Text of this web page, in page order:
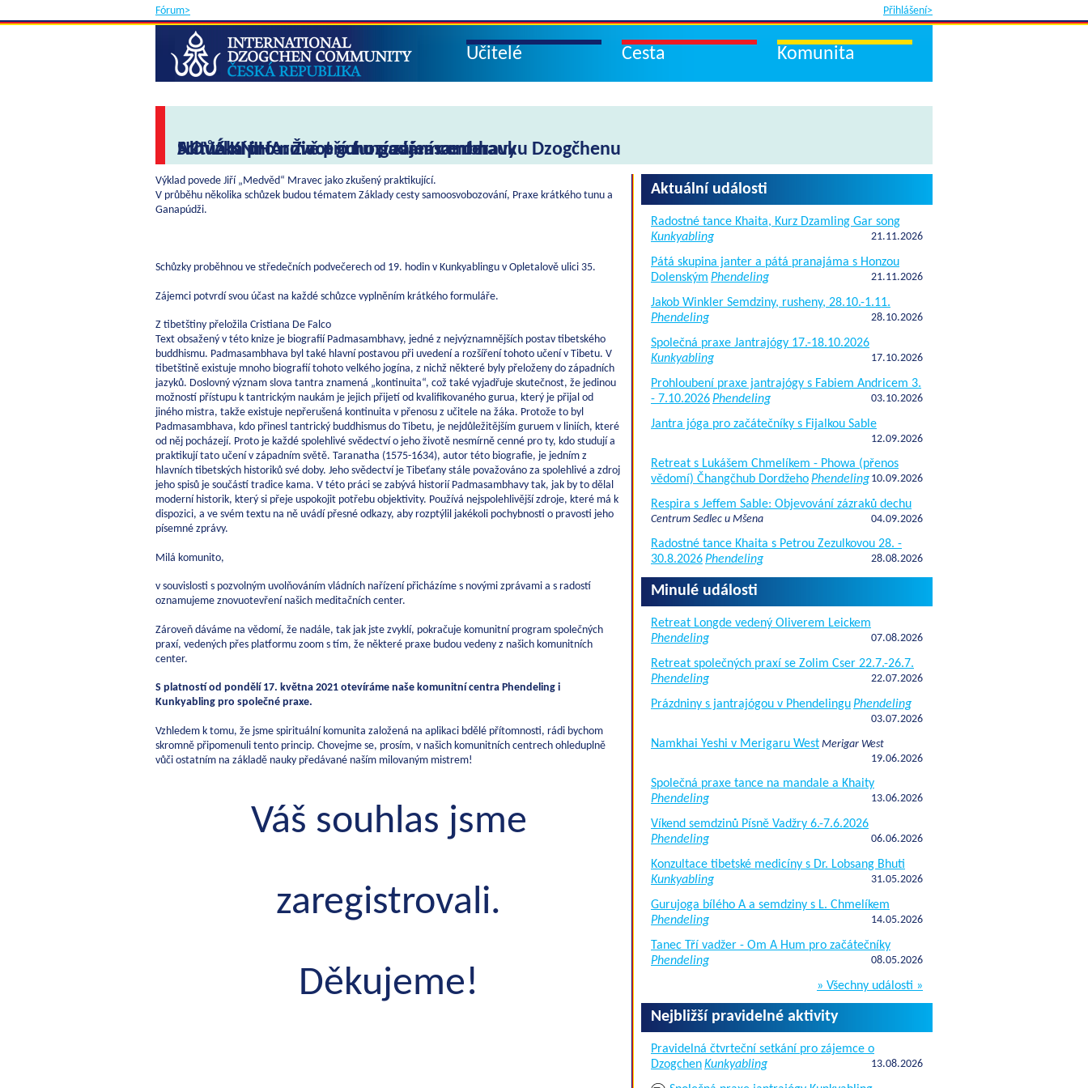
Fórum> Přihlášení>
Učitelé Cesta Komunita
Schůzka pro nově příchozí zájemce o nauku Dzogčhenu
Výklad povede Jiří „Medvěd“ Mravec jako zkušený praktikující.
V průběhu několika schůzek budou tématem Základy cesty samoosvobozování, Praxe krátkého tunu a
Ganapúdži.
Schůzky proběhnou ve středečních podvečerech od 19. hodin v Kunkyablingu v Opletalově ulici 35.
Zájemci potvrdí svou účast na každé schůzce vyplněním krátkého formuláře.
NOVÁ KNIHA: Život guru padmasambhavy
Z tibetštiny přeložila Cristiana De Falco
Text obsažený v této knize je biografií Padmasambhavy, jedné z nejvýznamnějších postav tibetského
buddhismu. Padmasambhava byl také hlavní postavou při uvedení a rozšíření tohoto učení v Tibetu. V
tibetštině existuje mnoho biografií tohoto velkého jogína, z nichž některé byly přeloženy do západních
jazyků. Doslovný význam slova tantra znamená „kontinuita“, což také vyjadřuje skutečnost, že jedinou
možností přístupu k tantrickým naukám je jejich přijetí od kvalifikovaného gurua, který je přijal od
jiného mistra, takže existuje nepřerušená kontinuita v přenosu z učitele na žáka. Protože to byl
Padmasambhava, kdo přinesl tantrický buddhismus do Tibetu, je nejdůležitějším guruem v liniích, které
od něj pocházejí. Proto je každé spolehlivé svědectví o jeho životě nesmírně cenné pro ty, kdo studují a
praktikují tato učení v západním světě. Taranatha (1575-1634), autor této biografie, je jedním z
hlavních tibetských historiků své doby. Jeho svědectví je Tibeťany stále považováno za spolehlivé a zdroj
jeho spisů je součástí tradice kama. V této práci se zabývá historií Padmasambhavy tak, jak by to dělal
moderní historik, který si přeje uspokojit potřebu objektivity. Používá nejspolehlivější zdroje, které má k
dispozici, a ve svém textu na ně uvádí přesné odkazy, aby rozptýlil jakékoli pochybnosti o pravosti jeho
písemné zprávy.
Aktuální informace o fungování center
Milá komunito,
v souvislosti s pozvolným uvolňováním vládních nařízení přicházíme s novými zprávami a s radostí
oznamujeme znovuotevření našich meditačních center.
Zároveň dáváme na vědomí, že nadále, tak jak jste zvyklí, pokračuje komunitní program společných
praxí, vedených přes platformu zoom s tím, že některé praxe budou vedeny z našich komunitních
center.
S platností od pondělí 17. května 2021 otevíráme naše komunitní centra Phendeling i
Kunkyabling pro společné praxe.
Vzhledem k tomu, že jsme spirituální komunita založená na aplikaci bdělé přítomnosti, rádi bychom
skromně připomenuli tento princip. Chovejme se, prosím, v našich komunitních centrech ohleduplně
vůči ostatním na základě nauky předávané naším milovaným mistrem!
Váš souhlas jsme
zaregistrovali.
Děkujeme!
Aktuální události
Radostné tance Khaita, Kurz Dzamling Gar song
Kunkyabling
21.11.2026
Pátá skupina janter a pátá pranajáma s Honzou
Dolenským Phendeling 21.11.2026
Jakob Winkler Semdziny, rusheny, 28.10.-1.11.
Phendeling
28.10.2026
Společná praxe Jantrajógy 17.-18.10.2026
Kunkyabling
17.10.2026
Prohloubení praxe jantrajógy s Fabiem Andricem 3.
- 7.10.2026Phendeling 03.10.2026
Jantra jóga pro začátečníky s Fijalkou Sable
12.09.2026
Retreat s Lukášem Chmelíkem - Phowa (přenos
vědomí) Čhangčhub DordžehoPhendeling 10.09.2026
Respira s Jeffem Sable: Objevování zázraků dechu
Centrum Sedlec u Mšena 04.09.2026
Radostné tance Khaita s Petrou Zezulkovou 28. -
30.8.2026Phendeling 28.08.2026
Minulé události
Retreat Longde vedený Oliverem Leickem
Phendeling
07.08.2026
Retreat společných praxí se Zolim Cser 22.7.-26.7.
Phendeling
22.07.2026
Prázdniny s jantrajógou v PhendelinguPhendeling
03.07.2026
Namkhai Yeshi v Merigaru West Merigar West
19.06.2026
Společná praxe tance na mandale a Khaity
Phendeling
13.06.2026
Víkend semdzinů Písně Vadžry 6.-7.6.2026
Phendeling
06.06.2026
Konzultace tibetské medicíny s Dr. Lobsang Bhuti
Kunkyabling
31.05.2026
Gurujoga bílého A a semdziny s L. Chmelíkem
Phendeling
14.05.2026
Tanec Tří vadžer - Om A Hum pro začátečníky
Phendeling
08.05.2026
» Všechny události »
Nejbližší pravidelné aktivity
Pravidelná čtvrteční setkání pro zájemce o
DzogchenKunkyabling 13.08.2026